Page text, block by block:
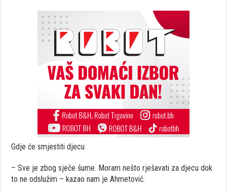
Gdje će smjestiti djecu
– Sve je zbog sječe šume. Moram nešto rješavati za djecu dok
to ne odslužim – kazao nam je Ahmetović.